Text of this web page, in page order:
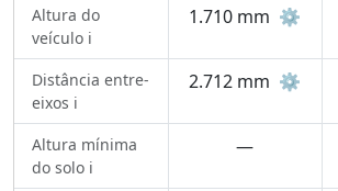
Altura do
veículo ℹ️
1.710 mm ⚙️
Distância entre-
eixos ℹ️
2.712 mm ⚙️
Altura mínima
do solo ℹ️
—